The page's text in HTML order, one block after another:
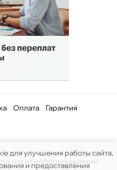
Оплата Гарантия
носит информационный
для улучшения работы сайта,
и предоставления